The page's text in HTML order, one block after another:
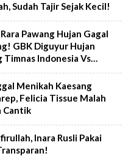
Sudah Tajir Sejak Kecil!
Pawang Hujan Gagal
GBK Diguyur Hujan
Timnas Indonesia Vs
Menikah Kaesang
Felicia Tissue Malah
Cantik
Inara Rusli Pakai